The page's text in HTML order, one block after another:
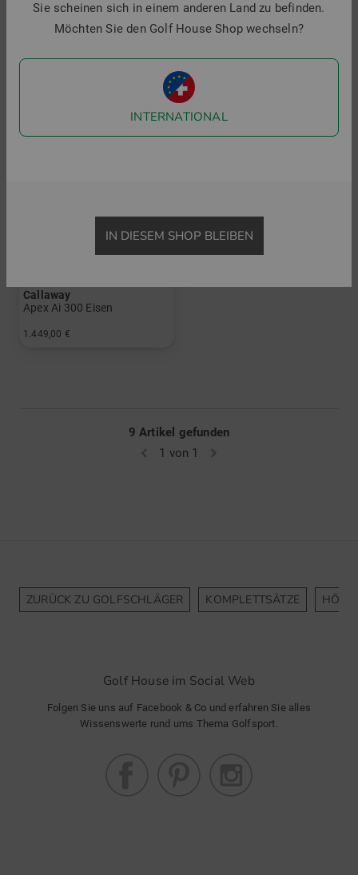
1.299,00 €
in: 5-PW+AW
1.369,00 €
in: 5-PW
Callaway
Apex Ai 300 Eisen
1.449,00 €
9 Artikel gefunden
1 von 1
ZURÜCK ZU GOLFSCHLÄGER KOMPLETTSÄTZE
Golf House im Social Web
Folgen Sie uns auf Facebook & Co und erfahren Sie alles
Wissenswerte rund ums Thema Golfsport.
Sie scheinen sich in einem anderen Land zu befinden.
Möchten Sie den Golf House Shop wechseln?
INTERNATIONAL
IN DIESEM SHOP BLEIBEN